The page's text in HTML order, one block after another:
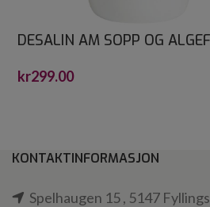
DESALIN AM SOPP OG
kr299.00
KONTAKTINFORMASJON
Spelhaugen 15 , 5147